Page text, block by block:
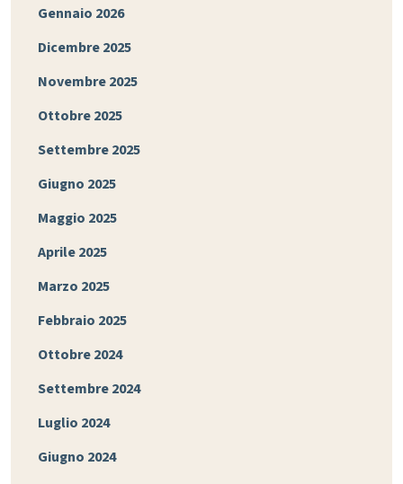
Gennaio 2026
Dicembre 2025
Novembre 2025
Ottobre 2025
Settembre 2025
Giugno 2025
Maggio 2025
Aprile 2025
Marzo 2025
Febbraio 2025
Ottobre 2024
Settembre 2024
Luglio 2024
Giugno 2024